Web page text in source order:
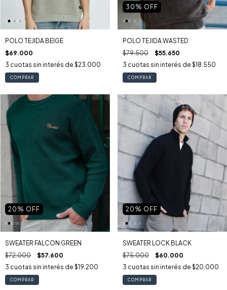
POLO TEJIDA BEIGE
$69.000
3 cuotas sin interés de $23.000
COMPRAR
30 % OFF
POLO TEJIDA WASTED
$79.500
$55.650
3 cuotas sin interés de $18.550
COMPRAR
20 % OFF
SWEATER FALCON GREEN
$72.000
$57.600
3 cuotas sin interés de $19.200
COMPRAR
20 % OFF
SWEATER LOCK BLACK
$75.000
$60.000
3 cuotas sin interés de $20.000
COMPRAR